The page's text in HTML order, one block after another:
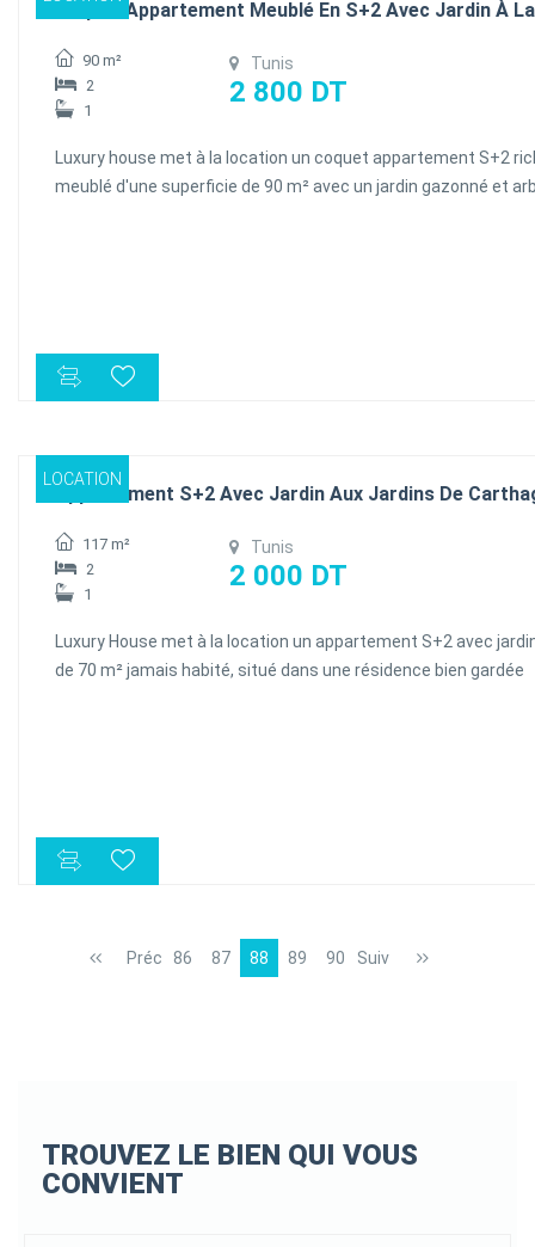
Coquet Appartement Meublé En S+2 Avec Jardin À
90 m²
2
1
Tunis
2 800 DT
Luxury house met à la location un coquet appartement S+2
meublé d'une superficie de 90 m² avec un jardin gazonné et
LOCATION
Appartement S+2 Avec Jardin Aux Jardins De
117 m²
2
1
Tunis
2 000 DT
Luxury House met à la location un appartement S+2 avec
de 70 m² jamais habité, situé dans une résidence bien gardée
sous-sol.
Préc 86 87 88 89 90 Suiv
TROUVEZ LE BIEN QUI VOUS
CONVIENT